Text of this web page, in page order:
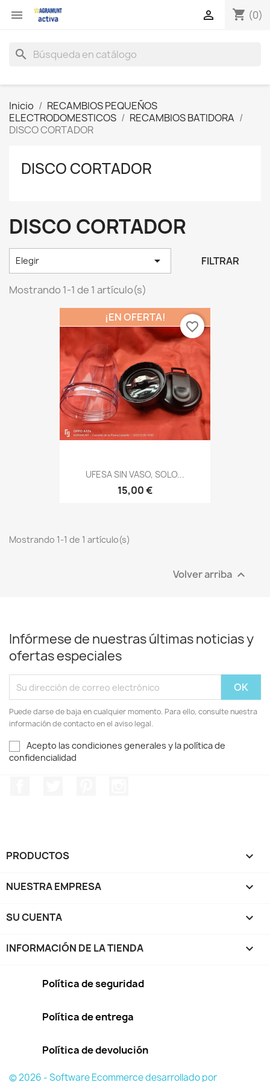
 shopping_cart (0)

search
Inicio
RECAMBIOS PEQUEÑOS
ELECTRODOMESTICOS
RECAMBIOS BATIDORA
DISCO CORTADOR
DISCO CORTADOR
DISCO CORTADOR
Elegir  FILTRAR
Mostrando 1-1 de 1 artículo(s)
UFESA SIN VASO, SOLO...
15,00 €
¡EN OFERTA!
favorite_border
Mostrando 1-1 de 1 artículo(s)
Volver arriba 
Infórmese de nuestras últimas noticias y
ofertas especiales
Puede darse de baja en cualquier momento. Para ello, consulte nuestra
información de contacto en el aviso legal.
Acepto las condiciones generales y la política de
confidencialidad
PRODUCTOS 
NUESTRA EMPRESA 
SU CUENTA 
INFORMACIÓN DE LA TIENDA keyboard_arrow_down
Política de seguridad
Política de entrega
Política de devolución
© 2026 - Software Ecommerce desarrollado por